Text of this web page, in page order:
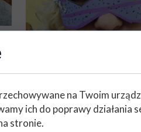
na Twoim
ich do poprawy działania
stronie.